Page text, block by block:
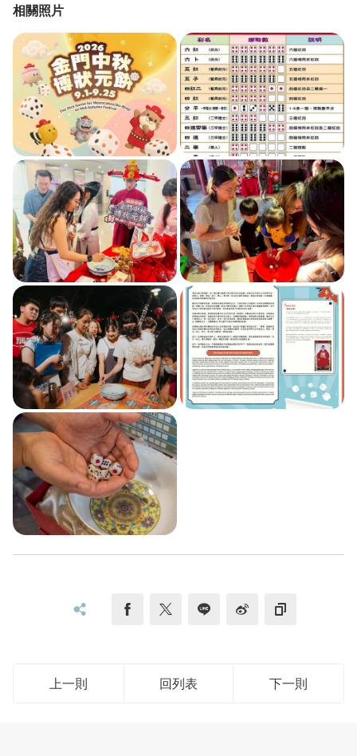
相關照片
社群分享分享到 facebook
分享到 twitter
分享到 line分享到 Weibo
複製網址
上一則 回列表 下一則